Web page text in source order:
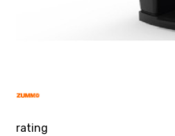
rating